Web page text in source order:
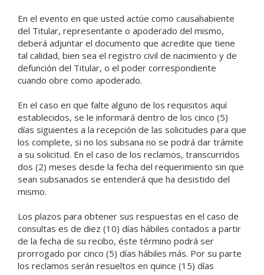
En el evento en que usted actúe como causahabiente
del Titular, representante o apoderado del mismo,
deberá adjuntar el documento que acredite que tiene
tal calidad, bien sea el registro civil de nacimiento y de
defunción del Titular, o el poder correspondiente
cuando obre como apoderado.
En el caso en que falte alguno de los requisitos aquí
establecidos, se le informará dentro de los cinco (5)
días siguientes a la recepción de las solicitudes para que
los complete, si no los subsana no se podrá dar trámite
a su solicitud. En el caso de los reclamos, transcurridos
dos (2) meses desde la fecha del requerimiento sin que
sean subsanados se entenderá que ha desistido del
mismo.
Los plazos para obtener sus respuestas en el caso de
consultas es de diez (10) días hábiles contados a partir
de la fecha de su recibo, éste término podrá ser
prorrogado por cinco (5) días hábiles más. Por su parte
los reclamos serán resueltos en quince (15) días